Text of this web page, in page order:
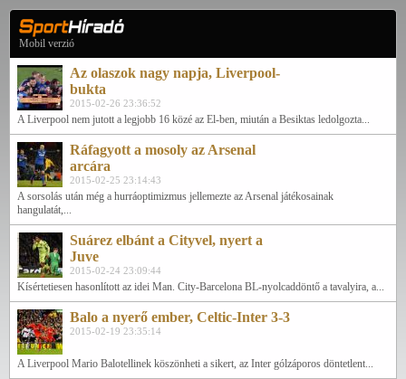
Mobil verzió
Az olaszok nagy napja, Liverpool-
bukta
2015-02-26 23:36:52
A Liverpool nem jutott a legjobb 16 közé az El-ben, miután a Besiktas ledolgozta...
Ráfagyott a mosoly az Arsenal
arcára
2015-02-25 23:14:43
A sorsolás után még a hurráoptimizmus jellemezte az Arsenal játékosainak
hangulatát,...
Suárez elbánt a Cityvel, nyert a
Juve
2015-02-24 23:09:44
Kísértetiesen hasonlított az idei Man. City-Barcelona BL-nyolcaddöntő a tavalyira, a...
Balo a nyerő ember, Celtic-Inter 3-3
2015-02-19 23:35:14
A Liverpool Mario Balotellinek köszönheti a sikert, az Inter gólzáporos döntetlent...